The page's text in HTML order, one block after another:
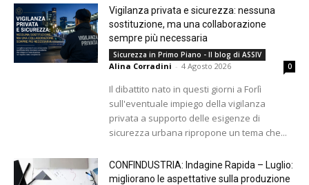
Vigilanza privata e sicurezza: nessuna
sostituzione, ma una collaborazione
sempre più necessaria
Sicurezza in Primo Piano - Il blog di ASSIV
Alina Corradini - 4 Agosto 2026 0
Il dibattito nato in questi giorni a Forlì
sull'eventuale impiego della vigilanza
privata a supporto delle esigenze di
sicurezza urbana ripropone un tema che...
CONFINDUSTRIA: Indagine Rapida – Luglio:
migliorano le aspettative sulla produzione